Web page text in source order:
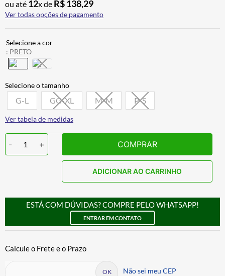
ou até 12x de R$138,29
Ver todas opções de pagamento
: PRETO
G-L GG-XL M-M P-S
Ver tabela de medidas
- 1 + COMPRAR
ADICIONAR AO CARRINHO
ESTÁ COM DÚVIDAS? COMPRE PELO WHATSAPP!
ENTRAR EM CONTATO
Não sei meu CEP